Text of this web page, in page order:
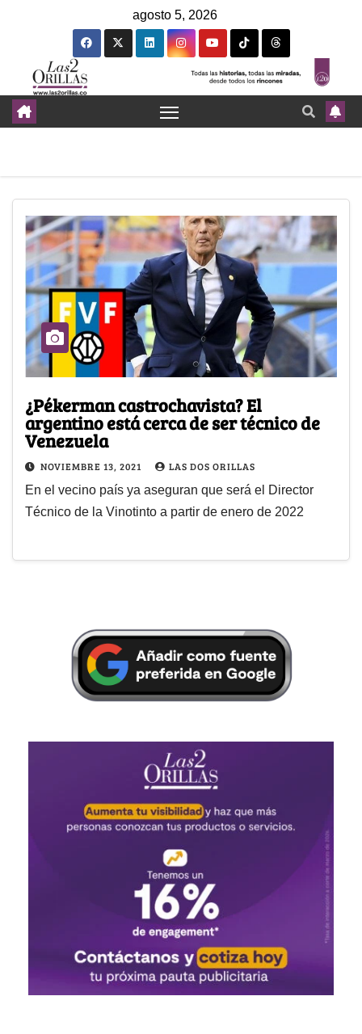
agosto 5, 2026
¿Pékerman castrochavista? El
argentino está cerca de ser técnico de
Venezuela
NOVIEMBRE 13, 2021 LAS DOS ORILLAS
En el vecino país ya aseguran que será el Director
Técnico de la Vinotinto a partir de enero de 2022